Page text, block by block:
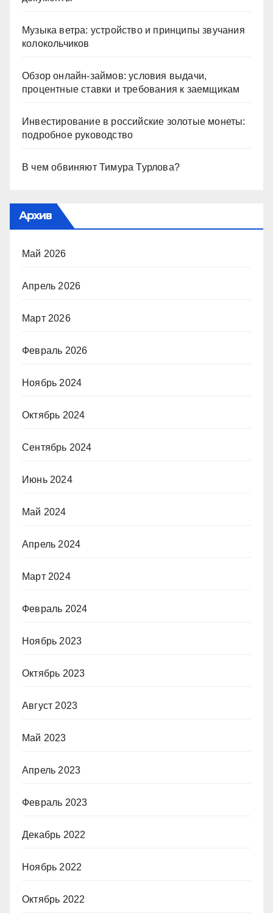
Музыка ветра: устройство и принципы звучания
колокольчиков
Обзор онлайн-займов: условия выдачи,
процентные ставки и требования к заемщикам
Инвестирование в российские золотые монеты:
подробное руководство
В чем обвиняют Тимура Турлова?
Архив
Май 2026
Апрель 2026
Март 2026
Февраль 2026
Ноябрь 2024
Октябрь 2024
Сентябрь 2024
Июнь 2024
Май 2024
Апрель 2024
Март 2024
Февраль 2024
Ноябрь 2023
Октябрь 2023
Август 2023
Май 2023
Апрель 2023
Февраль 2023
Декабрь 2022
Ноябрь 2022
Октябрь 2022